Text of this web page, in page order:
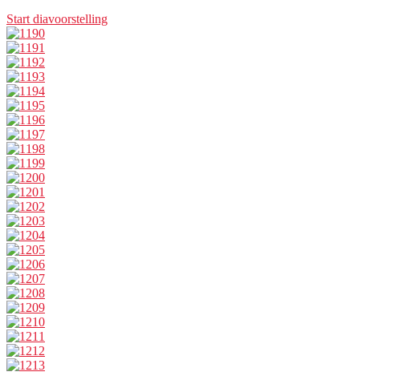
Start diavoorstelling